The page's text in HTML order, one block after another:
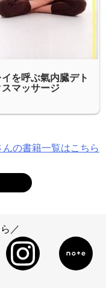
イを呼ぶ氣内臓デト
スマッサージ
んの書籍一覧はこちら
／